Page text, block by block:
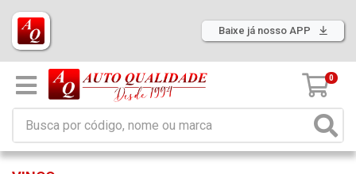
Baixe já nosso APP
0